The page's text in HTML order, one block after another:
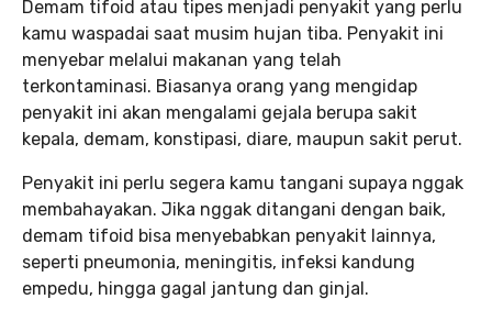
Demam tifoid atau tipes menjadi penyakit yang perlu
kamu waspadai saat musim hujan tiba. Penyakit ini
menyebar melalui makanan yang telah
terkontaminasi. Biasanya orang yang mengidap
penyakit ini akan mengalami gejala berupa sakit
kepala, demam, konstipasi, diare, maupun sakit perut.
Penyakit ini perlu segera kamu tangani supaya nggak
membahayakan. Jika nggak ditangani dengan baik,
demam tifoid bisa menyebabkan penyakit lainnya,
seperti pneumonia, meningitis, infeksi kandung
empedu, hingga gagal jantung dan ginjal.